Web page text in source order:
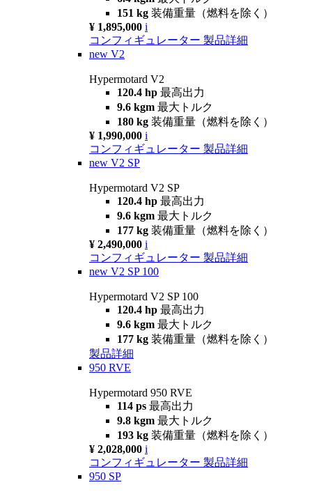
151 kg 装備重量（燃料を除く）
¥ 1,895,000 i
コンフィギュレーター 製品詳細
new V2
Hypermotard V2
120.4 hp 最高出力
9.6 kgm 最大トルク
180 kg 装備重量（燃料を除く）
¥ 1,990,000 i
コンフィギュレーター 製品詳細
new V2 SP
Hypermotard V2 SP
120.4 hp 最高出力
9.6 kgm 最大トルク
177 kg 装備重量（燃料を除く）
¥ 2,490,000 i
コンフィギュレーター 製品詳細
new V2 SP 100
Hypermotard V2 SP 100
120.4 hp 最高出力
9.6 kgm 最大トルク
177 kg 装備重量（燃料を除く）
製品詳細
950 RVE
Hypermotard 950 RVE
114 ps 最高出力
9.8 kgm 最大トルク
193 kg 装備重量（燃料を除く）
¥ 2,028,000 i
コンフィギュレーター 製品詳細
950 SP